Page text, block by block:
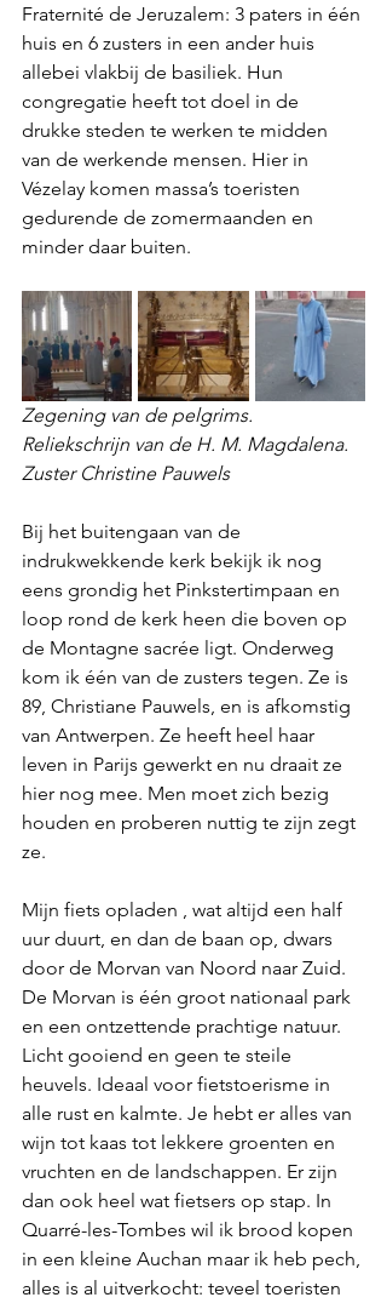
Fraternité de Jeruzalem: 3 paters in één
huis en 6 zusters in een ander huis
allebei vlakbij de basiliek. Hun
congregatie heeft tot doel in de
drukke steden te werken te midden
van de werkende mensen. Hier in
Vézelay komen massa’s toeristen
gedurende de zomermaanden en
minder daar buiten.
Zegening van de pelgrims.
Reliekschrijn van de H. M. Magdalena.
Zuster Christine Pauwels
Bij het buitengaan van de
indrukwekkende kerk bekijk ik nog
eens grondig het Pinkstertimpaan en
loop rond de kerk heen die boven op
de Montagne sacrée ligt. Onderweg
kom ik één van de zusters tegen. Ze is
89, Christiane Pauwels, en is afkomstig
van Antwerpen. Ze heeft heel haar
leven in Parijs gewerkt en nu draait ze
hier nog mee. Men moet zich bezig
houden en proberen nuttig te zijn zegt
ze.
Mijn fiets opladen , wat altijd een half
uur duurt, en dan de baan op, dwars
door de Morvan van Noord naar Zuid.
De Morvan is één groot nationaal park
en een ontzettende prachtige natuur.
Licht gooiend en geen te steile
heuvels. Ideaal voor fietstoerisme in
alle rust en kalmte. Je hebt er alles van
wijn tot kaas tot lekkere groenten en
vruchten en de landschappen. Er zijn
dan ook heel wat fietsers op stap. In
Quarré-les-Tombes wil ik brood kopen
in een kleine Auchan maar ik heb pech,
alles is al uitverkocht: teveel toeristen